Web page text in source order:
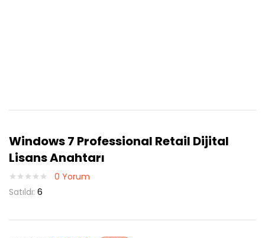
Windows 7 Professional Retail Dijital
Lisans Anahtarı
0 Yorum
Satıldı: 6